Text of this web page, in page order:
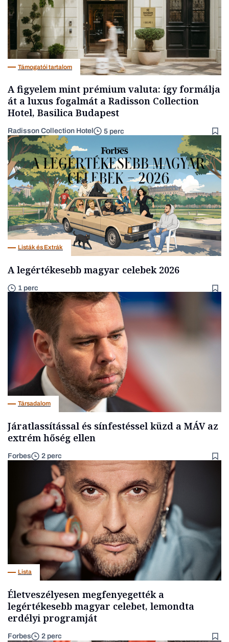
Támogatói tartalom
A figyelem mint prémium valuta: így formálja
át a luxus fogalmát a Radisson Collection
Hotel, Basilica Budapest
Radisson Collection Hotel 5 perc
Listák és Extrák
A legértékesebb magyar celebek 2026
1 perc
Társadalom
Járatlassítással és sínfestéssel küzd a MÁV az
extrém hőség ellen
Forbes 2 perc
Lista
Életveszélyesen megfenyegették a
legértékesebb magyar celebet, lemondta
erdélyi programját
Forbes 2 perc